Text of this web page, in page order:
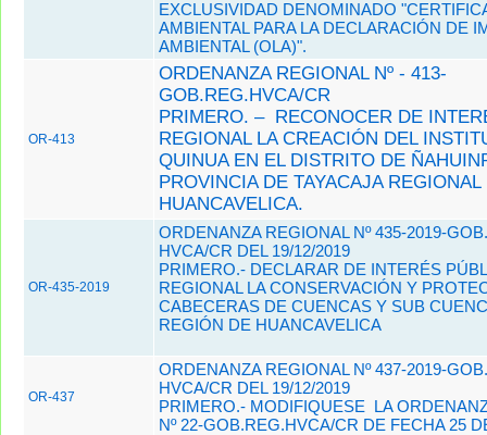
EXCLUSIVIDAD DENOMINADO
AMBIENTAL PARA LA DECLARACIÓN DE
AMBIENTAL (OLA)".
OR-413
ORDENANZA REGIONAL Nº - 413-
GOB.REG.HVCA/CR
PRIMERO. – RECONOCER DE
REGIONAL LA CREACIÓN DEL
QUINUA EN EL DISTRITO DE
PROVINCIA DE TAYACAJA REGIONAL
HUANCAVELICA.
OR-435-2019
ORDENANZA REGIONAL Nº 435-2019-
HVCA/CR DEL 19/12/2019
PRIMERO.- DECLARAR DE INTERÉS
REGIONAL LA CONSERVACIÓN Y
CABECERAS DE CUENCAS Y SUB
REGIÓN DE HUANCAVELICA
OR-437
ORDENANZA REGIONAL Nº 437-2019-
HVCA/CR DEL 19/12/2019
PRIMERO.- MODIFIQUESE LA
Nº 22-GOB.REG.HVCA/CR DE FECHA 25